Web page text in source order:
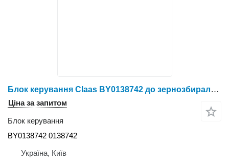
Блок керування Claas BY0138742 до зернозбирального комбайна Claas
Ціна за запитом
Блок керування
BY0138742 0138742
Україна, Київ